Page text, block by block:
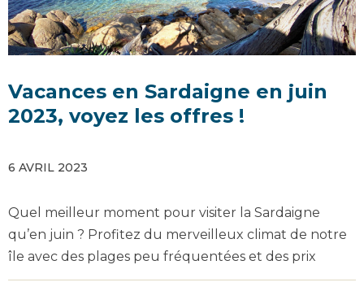
Vacances en Sardaigne en juin
2023, voyez les offres !
6 AVRIL 2023
Quel meilleur moment pour visiter la Sardaigne
qu’en juin ? Profitez du merveilleux climat de notre
île avec des plages peu fréquentées et des prix